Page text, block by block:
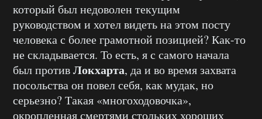
который был недоволен текущим
руководством и хотел видеть на этом посту
человека с более грамотной позицией? Как-то
не складывается. То есть, я с самого начала
был противЛокхарта, да и во время захвата
посольства он повел себя, как мудак, но
серьезно? Такая «многоходовочка»,
окропленная смертями стольких хороших